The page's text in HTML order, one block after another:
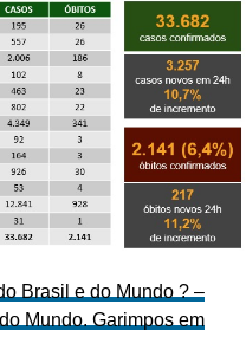
Brasil e do Mundo ? –
Mundo. Garimpos em